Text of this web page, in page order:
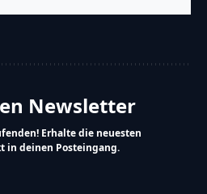
Newsletter
Erhalte die neuesten
in deinen Posteingang.